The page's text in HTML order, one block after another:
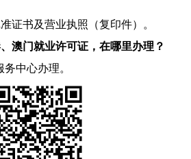
证书及营业执照（复印件）。
澳门就业许可证，在哪里办理？
中心办理。